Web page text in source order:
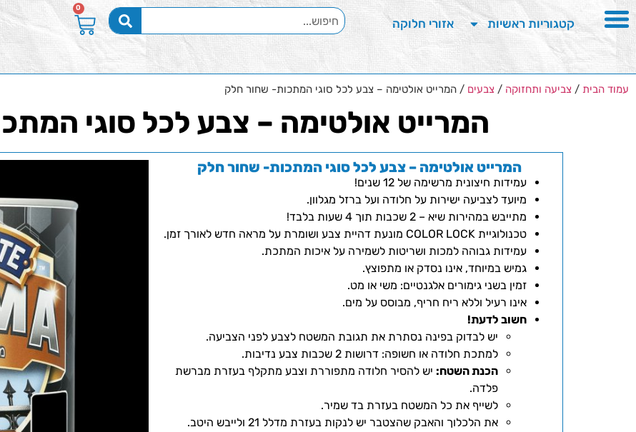
קטגוריות ראשיות אזורי חלוקה
0
עמוד הבית / צביעה ותחזוקה / צבעים / המרייט אולטימה – צבע לכל סוגי המתכות- שחור חלק
המרייט אולטימה – צבע לכל סוגי
המרייט אולטימה – צבע לכל סוגי המתכות- שחור חלק
עמידות חיצונית מרשימה של 12 שנים!
מיועד לצביעה ישירות על חלודה ועל ברזל מגלוון.
מתייבש במהירות שיא – 2 שכבות תוך 4 שעות בלבד!
טכנולוגיית COLOR LOCK מונעת דהיית צבע ושומרת על מראה חדש לאורך זמן.
עמידות גבוהה למכות ושריטות לשמירה על איכות המתכת.
גמיש במיוחד, אינו נסדק או מתפוצץ.
זמין בשני גימורים אלגנטיים: משי או מט.
אינו רעיל וללא ריח חריף, מבוסס על מים.
חשוב לדעת!
יש לבדוק בפינה נסתרת את תגובת המשטח לצבע לפני הצביעה.
למתכת חלודה או חשופה: דרושות 2 שכבות צבע נדיבות.
הכנת השטח: יש להסיר חלודה מתפוררת וצבע מתקלף בעזרת מברשת
פלדה.
לשייף את כל המשטח בעזרת בד שמיר.
את הלכלוך והאבק שהצטבר יש לנקות בעזרת מדלל 21 ולייבש היטב.